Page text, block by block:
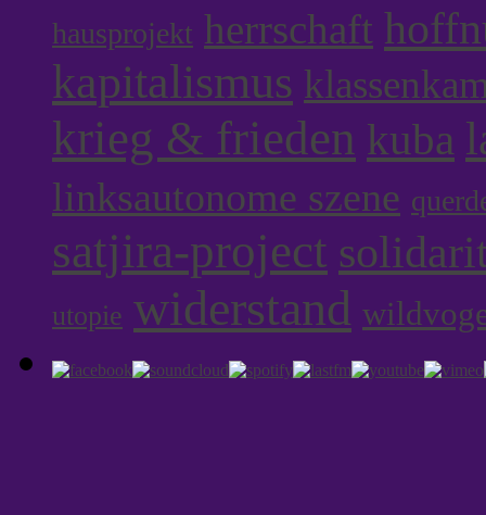
hausprojekt herrschaft
kapitalismus
krieg & frieden kuba
linksautonome szene
satjira-project
utopie widerstand